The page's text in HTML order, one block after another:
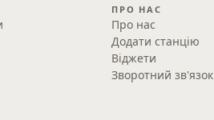
ПРО НАС
Про нас
Додати станцію
Віджети
Зворотний зв'язок